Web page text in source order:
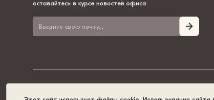
оставайтесь в курсе новостей офиса